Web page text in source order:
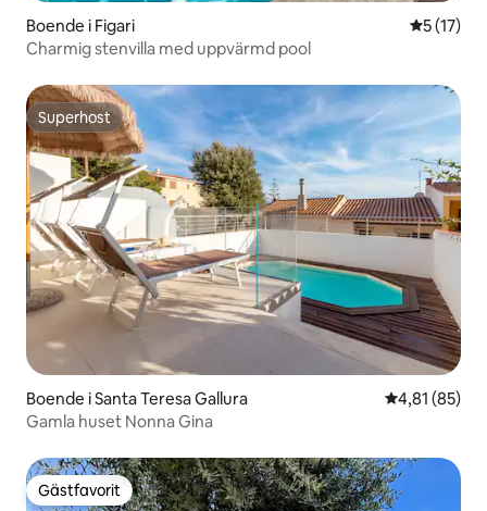
Boende i Figari 5 av 5 i
5 (17)
Charmig stenvilla med uppvärmd pool
Superhost
Superhost
Boende i Santa Teresa Gallura 4,81 av 5 i
4,81 (85)
Gamla huset Nonna Gina
Gästfavorit
Gästfavorit